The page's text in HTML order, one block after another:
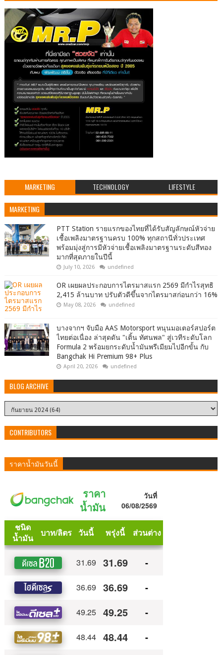
MARKETING TECHNOLOGY LIFESTYLE
MARKETING
PTT Station รายแรกของไทยที่ได้รับสัญลักษณ์หัวจ่าย
เชื้อเพลิงมาตรฐานครบ 100% ทุกสถานีทั่วประเทศ
พร้อมมุ่งสู่การมีหัวจ่ายเชื้อเพลิงมาตรฐานระดับสีทอง
มากที่สุดภายในปีนี้
July 10, 2026 undefined
OR เผยผลประกอบการไตรมาสแรก 2569 มีกำไรสุทธิ
2,415 ล้านบาท ปรับตัวดีขึ้นจากไตรมาสก่อนกว่า 16%
May 08, 2026 undefined
บางจากฯ จับมือ AAS Motorsport หนุนมอเตอร์สปอร์ต
ไทยต่อเนื่อง ล่าสุดดัน "เติ้น ทัศนพล" สู่เวทีระดับโลก
Formula 2 พร้อมยกระดับน้ำมันพรีเมียมไปอีกขั้น กับ
Bangchak Hi Premium 98+ Plus
April 20, 2026 undefined
BLOG ARCHIVE
CONTRIBUTORS
ราคาน้ำมันวันนี้